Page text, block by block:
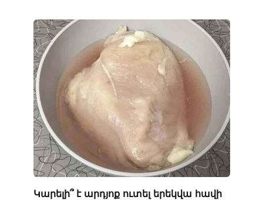
Կարելի՞ է արդյոք ուտել երեկվա հավի